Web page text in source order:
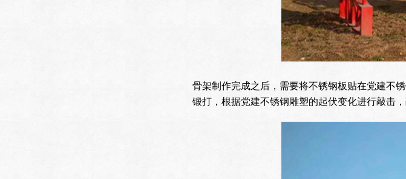
骨架制作完成之后，需要将不锈钢板贴在党建不
锻打，根据党建不锈钢雕塑的起伏变化进行敲击，